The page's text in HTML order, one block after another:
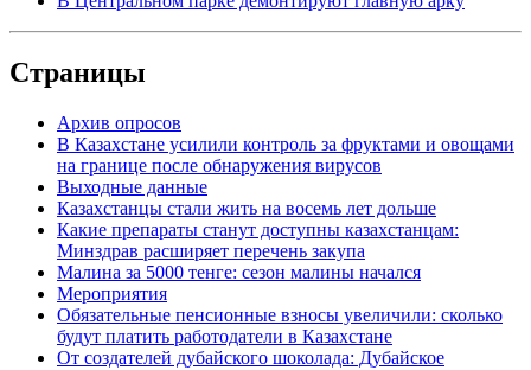
Страницы
Архив опросов
В Казахстане усилили контроль за фруктами и овощами
на границе после обнаружения вирусов
Выходные данные
Казахстанцы стали жить на восемь лет дольше
Какие препараты станут доступны казахстанцам:
Минздрав расширяет перечень закупа
Малина за 5000 тенге: сезон малины начался
Мероприятия
Обязательные пенсионные взносы увеличили: сколько
будут платить работодатели в Казахстане
От создателей дубайского шоколада: Дубайское